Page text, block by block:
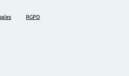
RGPD